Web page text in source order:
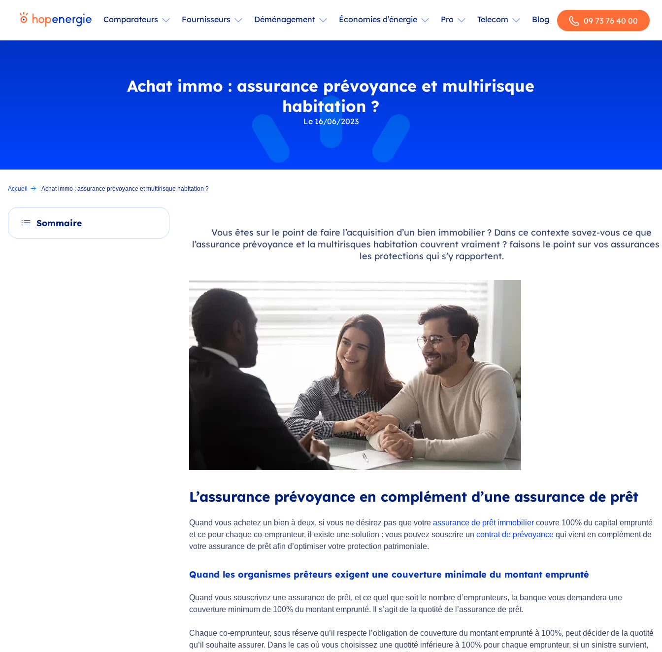
Comparateurs Fournisseurs Déménagement Économies d’énergie Pro Telecom Blog 09 73 76 40 00
Achat immo : assurance prévoyance et multirisque
habitation ?
Le 16/06/2023
Accueil Achat immo : assurance prévoyance et multirisque habitation ?
Sommaire
Vous êtes sur le point de faire l’acquisition d’un bien immobilier ? Dans ce contexte savez-vous ce que
l’assurance prévoyance et la multirisques habitation couvrent vraiment ? faisons le point sur vos
les protections qui s’y rapportent.
L’assurance prévoyance en complément d’une assurance de prêt
Quand vous achetez un bien à deux, si vous ne désirez pas que votre assurance de prêt immobilier couvre 100% du capital emprunté
et ce pour chaque co-emprunteur, il existe une solution : vous pouvez souscrire un contrat de prévoyance qui vient en complément de
votre assurance de prêt afin d’optimiser votre protection patrimoniale.
Quand les organismes prêteurs exigent une couverture minimale du montant emprunté
Quand vous souscrivez une assurance de prêt, et ce quel que soit le nombre d’emprunteurs, la banque vous demandera une
couverture minimum de 100% du montant emprunté. Il s’agit de la quotité de l’assurance de prêt.
Chaque co-emprunteur, sous réserve qu’il respecte l’obligation de couverture du montant emprunté à 100%, peut décider de la quotité
qu’il souhaite assurer. Dans le cas où vous choisissez une quotité inférieure à 100% pour chaque emprunteur, si un sinistre survient,